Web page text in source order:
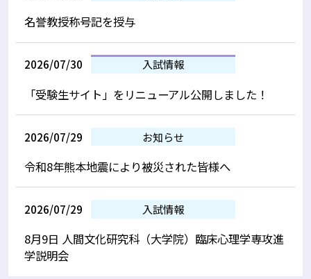
名誉教授称号記を授与
2026/07/30 入試情報
「受験生サイト」をリニューアル公開しました！
2026/07/29 お知らせ
令和8年熊本地震により被災された皆様へ
2026/07/29 入試情報
8月9日 人間文化研究科（大学院）臨床心理学専攻進
学説明会